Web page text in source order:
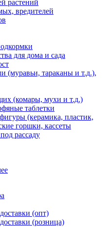
растений
вредителей
для дома и сада
(муравьи, тараканы и т.д.),
(комары, мухи и т.д.)
таблетки
(керамика, пластик,
горшки, кассеты
рассаду
(опт)
(розница)